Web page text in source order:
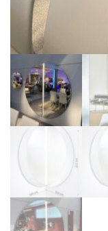
LITS
CADRES DE
TÊTES DE
TAPIS
MIROIRS
PETITS